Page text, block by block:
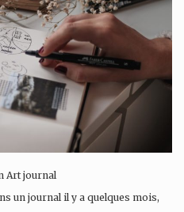
Art journal
un journal il y a quelques mois,